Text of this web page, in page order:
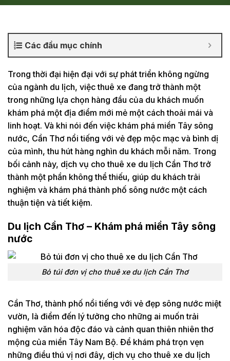
Các đầu mục chính
Trong thời đại hiện đại với sự phát triển không ngừng
của ngành du lịch, việc thuê xe đang trở thành một
trong những lựa chọn hàng đầu của du khách muốn
khám phá một địa điểm mới mẻ một cách thoải mái và
linh hoạt. Và khi nói đến việc khám phá miền Tây sông
nước, Cần Thơ nổi tiếng với vẻ đẹp mộc mạc và bình dị
của mình, thu hút hàng nghìn du khách mỗi năm. Trong
bối cảnh này, dịch vụ cho thuê xe du lịch Cần Thơ trở
thành một phần không thể thiếu, giúp du khách trải
nghiệm và khám phá thành phố sông nước một cách
thuận tiện và tiết kiệm.
Du lịch Cần Thơ – Khám phá miền Tây sông
nước
Bỏ túi đơn vị cho thuê xe du lịch Cần Thơ
Cần Thơ, thành phố nổi tiếng với vẻ đẹp sông nước miệt
vườn, là điểm đến lý tưởng cho những ai muốn trải
nghiệm văn hóa độc đáo và cảnh quan thiên nhiên thơ
mộng của miền Tây Nam Bộ. Để khám phá trọn vẹn
những điều thú vị nơi đây, dịch vụ cho thuê xe du lịch